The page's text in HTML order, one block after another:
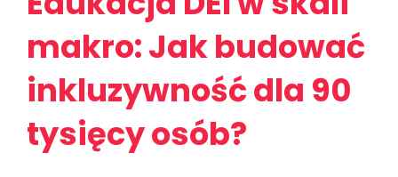
makro: Jak budować
inkluzywność dla 90
tysięcy osób?